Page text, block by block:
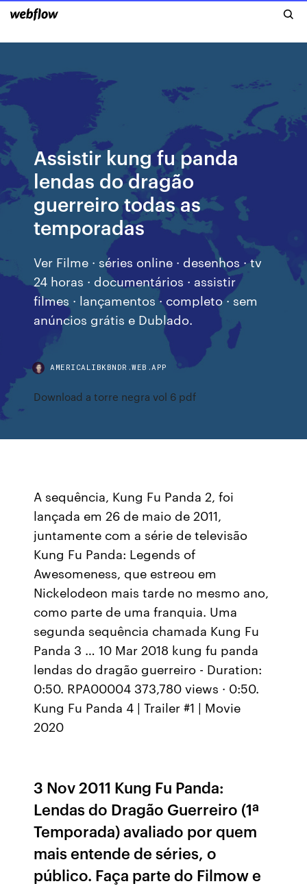
Assistir kung fu panda
lendas do dragão
guerreiro todas as
temporadas
Ver Filme · séries online · desenhos · tv
24 horas · documentários · assistir
filmes · lançamentos · completo · sem
anúncios grátis e Dublado.
AMERICALIBKBNDR.WEB.APP
Download a torre negra vol 6 pdf
A sequência, Kung Fu Panda 2, foi
lançada em 26 de maio de 2011,
juntamente com a série de televisão
Kung Fu Panda: Legends of
Awesomeness, que estreou em
Nickelodeon mais tarde no mesmo ano,
como parte de uma franquia. Uma
segunda sequência chamada Kung Fu
Panda 3 … 10 Mar 2018 kung fu panda
lendas do dragão guerreiro - Duration:
0:50. RPA00004 373,780 views · 0:50.
Kung Fu Panda 4 | Trailer #1 | Movie
2020
3 Nov 2011 Kung Fu Panda:
Lendas do Dragão Guerreiro (1ª
Temporada) avaliado por quem
mais entende de séries, o
público. Faça parte do Filmow e